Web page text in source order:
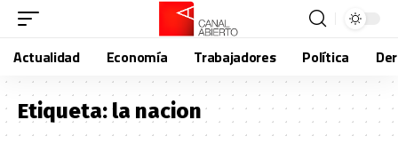
Actualidad Economía Trabajadores Política
Etiqueta:la nacion